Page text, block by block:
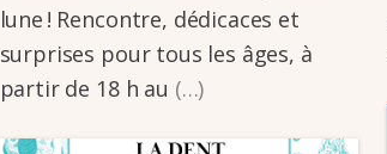
lune ! Rencontre, dédi­­caces et
surprises pour tous les âges, à
partir de 18 h au (…)